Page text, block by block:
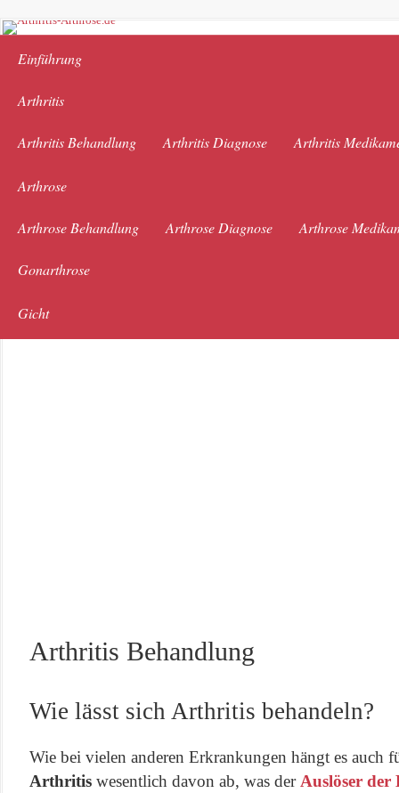
Einführung
Arthritis
Arthritis Behandlung Arthritis Diagnose Arthritis
Arthrose
Arthrose Behandlung Arthrose Diagnose Arthrose
Gonarthrose
Gicht
Arthritis Behandlung
Wie lässt sich Arthritis behandeln?
Wie bei vielen anderen Erkrankungen hängt es auch
Arthritis wesentlich davon ab, was der Auslöser